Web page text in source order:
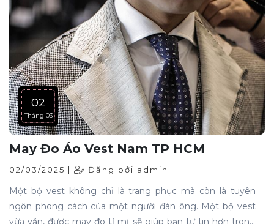
02
Tháng 03
May Đo Áo Vest Nam TP HCM
02/03/2025 | Đăng bởi admin
Một bộ vest không chỉ là trang phục mà còn là tuyên
ngôn phong cách của một người đàn ông. Một bộ vest
vừa vặn, được may đo tỉ mỉ sẽ giúp bạn tự tin hơn trong